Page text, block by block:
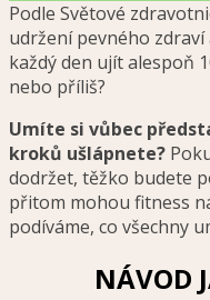
Podle Světové
udržení pevného
každý den ujít alespoň
nebo příliš?
Umíte si vůbec
kroků ušlápnete?
dodržet, těžko budete
přitom mohou fitness
podíváme, co všechny
NÁVOD